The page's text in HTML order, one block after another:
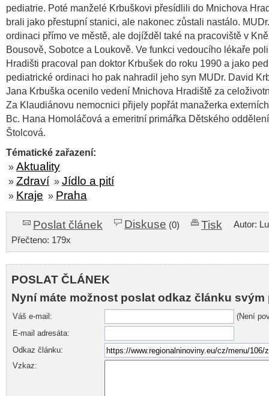
pediatrie. Poté manželé Krbuškovi přesídlili do Mnichova
brali jako přestupní stanici, ale nakonec zůstali nastálo.
ordinaci přímo ve městě, ale dojížděl také na pracoviště v
Bousově, Sobotce a Loukově. Ve funkci vedoucího lékaře
Hradišti pracoval pan doktor Krbušek do roku 1990 a jako
pediatrické ordinaci ho pak nahradil jeho syn MUDr. David
Jana Krbuška ocenilo vedení Mnichova Hradiště za
Za Klaudiánovu nemocnici přijely popřát manažerka
Bc. Hana Homoláčová a emeritní primářka Dětského
Štolcová.
Tématické zařazení:
» Aktuality
» Zdraví » Jídlo a pití
» Kraje » Praha
Poslat článek Diskuse (0) Tisk
Autor:
Přečteno: 179x
POSLAT ČLÁNEK
Nyní máte možnost poslat odkaz článku svým
Váš e-mail:
(Není
E-mail adresáta:
Odkaz článku:
Vzkaz: